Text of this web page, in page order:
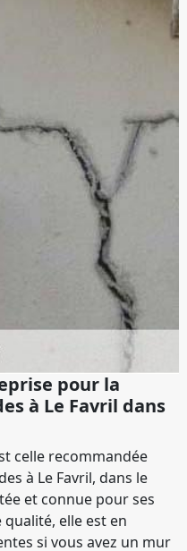
pour la
à Le Favril dans
celle recommandée
à Le Favril, dans le
et connue pour ses
elle est en
si vous avez un mur